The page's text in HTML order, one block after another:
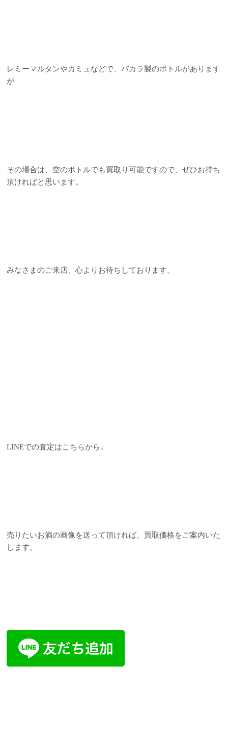
レミーマルタンやカミュなどで、バカラ製のボトルがあります
が
その場合は、空のボトルでも買取り可能ですので、ぜひお持ち
頂ければと思います。
みなさまのご来店、心よりお待ちしております。
LINEでの査定はこちらから↓
売りたいお酒の画像を送って頂ければ、買取価格をご案内いた
します。